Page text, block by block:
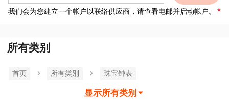
我们会为您建立一个帐户以联络供应商，请查看电邮并启动帐户。
所有类别
首页 所有类別 珠宝钟表
显示所有类别